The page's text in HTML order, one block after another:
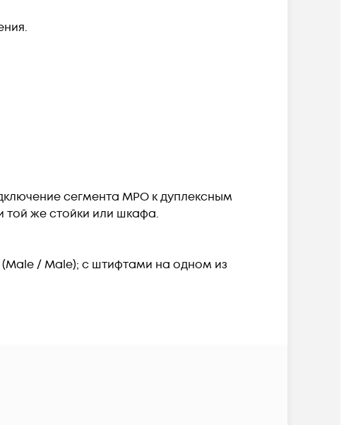
сегмента MPO к дуплексным
той же стойки или шкафа.
/ Male); с штифтами на одном из